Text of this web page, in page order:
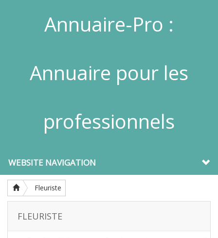
Annuaire-Pro :
Annuaire pour les
professionnels
WEBSITE NAVIGATION
Fleuriste
FLEURISTE